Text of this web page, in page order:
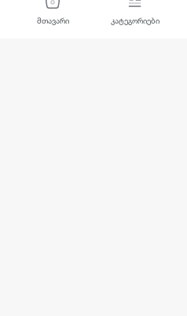
მთავარი კატეგორიები